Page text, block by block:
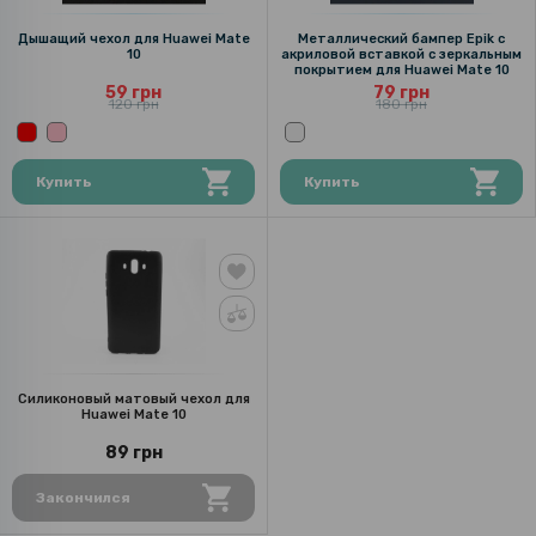
Дышащий чехол для Huawei Mate
10
59 грн
120 грн
Купить
Металлический бампер Epik с
акриловой вставкой с зеркальным
покрытием для Huawei Mate 10
79 грн
180 грн
Купить
Силиконовый матовый чехол для
Huawei Mate 10
89 грн
Закончился